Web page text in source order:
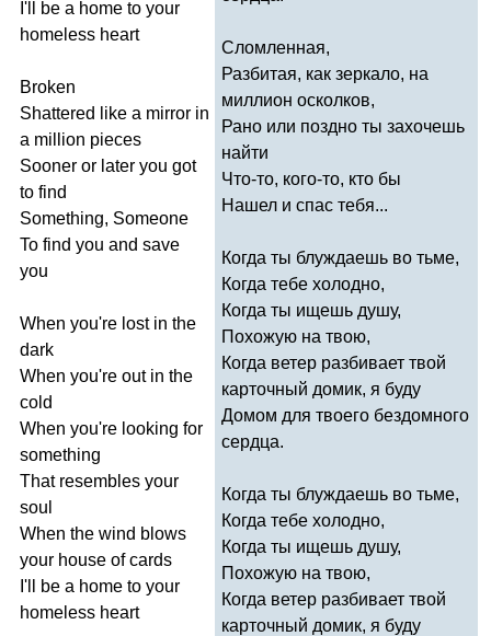
I'll
be a home to your
homeless heart
Broken
Shattered
like a mirror in
a million pieces
Sooner or later you got
to find
Something, Someone
To find you and save
you
When you're lost in the
dark
When you're out in the
cold
When you're looking for
something
That resembles your
soul
When the wind blows
your house of cards
I'll
be a home to your
homeless heart
Сломленная,
Разбитая, как зеркало, на
миллион осколков,
Рано или поздно ты захочешь
найти
Что-то, кого-то, кто бы
Нашел и спас тебя...
Когда ты блуждаешь во тьме,
Когда тебе холодно,
Когда ты ищешь душу,
Похожую на твою,
Когда ветер разбивает твой
карточный домик, я буду
Домом для твоего бездомного
сердца.
Когда ты блуждаешь во тьме,
Когда тебе холодно,
Когда ты ищешь душу,
Похожую на твою,
Когда ветер разбивает твой
карточный домик, я буду